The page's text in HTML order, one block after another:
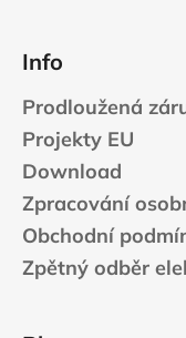
Info
Prodloužená
Projekty EU
Download
Zpracování
Obchodní
Zpětný odběr